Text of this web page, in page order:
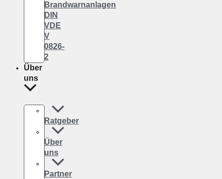
Brandwarnanlagen
DIN
VDE
V
0826-
2
Über
uns
Ratgeber
Über
uns
Partner